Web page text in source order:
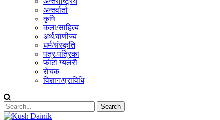
अन्तर्वार्ता
कृषि
कला/साहित्य
अर्थ/वाणीज्य
धर्म/संस्कृति
पत्र-पत्रिका
फोटो ग्यलरी
रोचक
विज्ञान/प्राविधि